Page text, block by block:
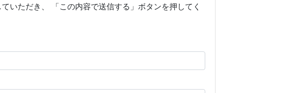
いただき、 「この内容で送信する」ボタンを押してく